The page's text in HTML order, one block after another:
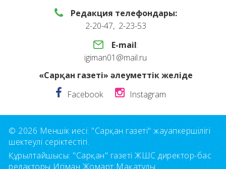
Редакция телефондары:
2-20-47, 2-23-53
E-mail:
igiman01@mail.ru
«Сарқан газеті» әлеуметтік желіде
Facebook
Instagram
© 2026 Меншік иесі: "Сарқан газеті" жауапкершілігі
шектеулі серіктестігі.
Құрылтайшысы: "Сарқан" газеті ЖШС директор-бас
редакторы Игіман Жомарт Мақатұлы